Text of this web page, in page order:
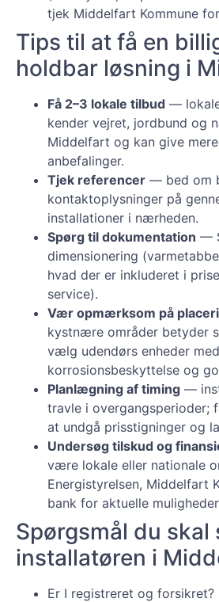
tjek Middelfart Kommune
Tips til at få en
holdbar løsning i
Få 2–3 lokale tilbud —
kender vejret, jordbund og
Middelfart og kan give
anbefalinger.
Tjek referencer — bed om
kontaktoplysninger på
installationer i nærheden.
Spørg til dokumentation —
dimensionering
hvad der er inkluderet i
service).
Vær opmærksom på
kystnære områder betyder
vælg udendørs enheder med
korrosionsbeskyttelse og
Planlægning af timing —
travle i overgangsperioder;
at undgå prisstigninger og
Undersøg tilskud og
være lokale eller nationale
Energistyrelsen, Middelfart
bank for aktuelle
Spørgsmål du skal
installatøren i
Er I registreret og forsikret?